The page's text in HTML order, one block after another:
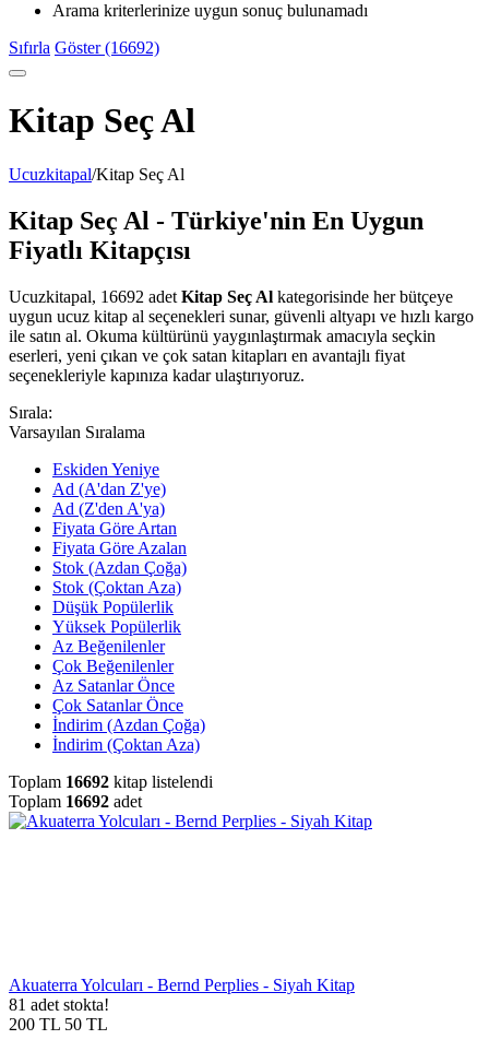
Arama kriterlerinize uygun sonuç bulunamadı
Sıfırla Göster (16692)
Kitap Seç Al
Ucuzkitapal/Kitap Seç Al
Kitap Seç Al - Türkiye'nin En Uygun
Fiyatlı Kitapçısı
Ucuzkitapal, 16692 adet Kitap Seç Al kategorisinde her bütçeye
uygun ucuz kitap al seçenekleri sunar, güvenli altyapı ve hızlı kargo
ile satın al. Okuma kültürünü yaygınlaştırmak amacıyla seçkin
eserleri, yeni çıkan ve çok satan kitapları en avantajlı fiyat
seçenekleriyle kapınıza kadar ulaştırıyoruz.
Sırala:
Varsayılan Sıralama
Eskiden Yeniye
Ad (A'dan Z'ye)
Ad (Z'den A'ya)
Fiyata Göre Artan
Fiyata Göre Azalan
Stok (Azdan Çoğa)
Stok (Çoktan Aza)
Düşük Popülerlik
Yüksek Popülerlik
Az Beğenilenler
Çok Beğenilenler
Az Satanlar Önce
Çok Satanlar Önce
İndirim (Azdan Çoğa)
İndirim (Çoktan Aza)
Toplam 16692 kitap listelendi
Toplam 16692 adet
Akuaterra Yolcuları - Bernd Perplies - Siyah Kitap
81 adet stokta!
200 TL 50 TL